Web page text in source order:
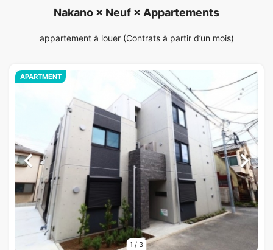
Nakano × Neuf × Appartements
appartement à louer (Contrats à partir d’un mois)
1 / 3
APARTMENT